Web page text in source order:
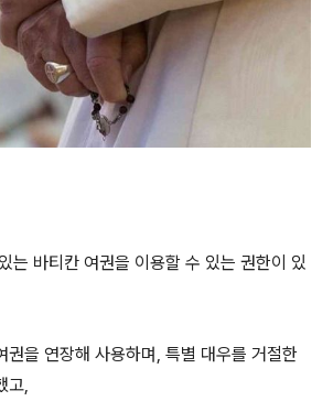
는 바티칸 여권을 이용할 수 있는 권한이 있
권을 연장해 사용하며, 특별 대우를 거절한
고,